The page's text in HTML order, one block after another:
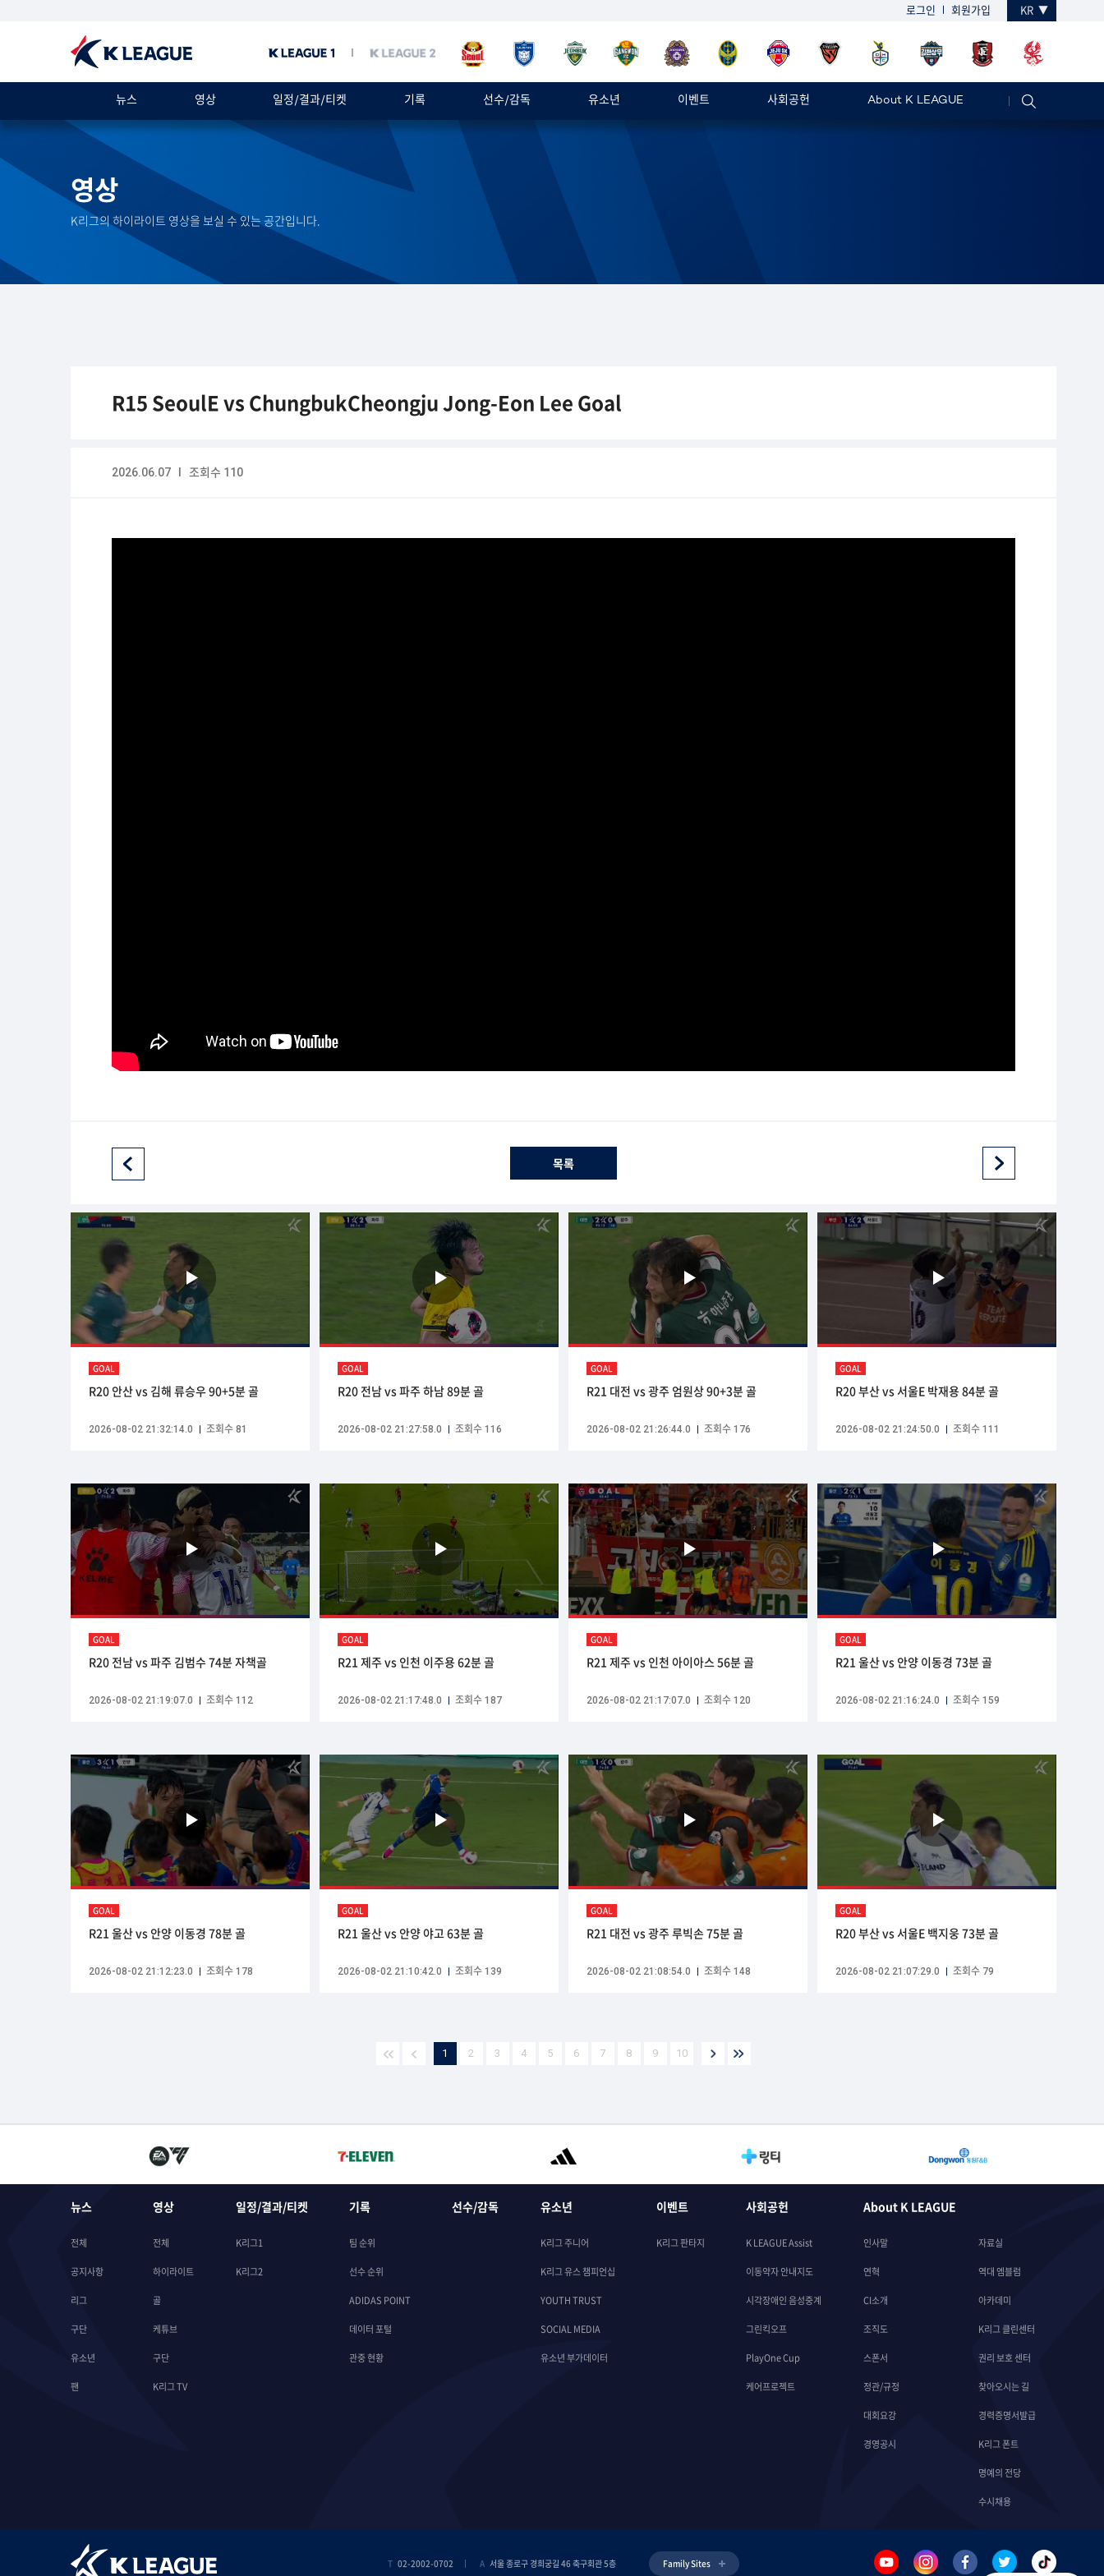
로그인 회원가입 KR
뉴스 영상 일정/결과/티켓 기록 선수/감독 유소년 이벤트 사회공헌 About K LEAGUE
영상
K리그의 하이라이트 영상을 보실 수 있는 공간입니다.
R15 SeoulE vs ChungbukCheongju Jong-Eon Lee Goal
2026.06.07 I 조회수 110
목록
GOAL
R20 안산 vs 김해 류승우 90+5분 골
2026-08-02 21:32:14.0 조회수 81
GOAL
R20 전남 vs 파주 하남 89분 골
2026-08-02 21:27:58.0 조회수 116
GOAL
R21 대전 vs 광주 엄원상 90+3분 골
2026-08-02 21:26:44.0 조회수 176
GOAL
R20 부산 vs 서울E 박재용 84분 골
2026-08-02 21:24:50.0 조회수 111
GOAL
R20 전남 vs 파주 김범수 74분 자책골
2026-08-02 21:19:07.0 조회수 112
GOAL
R21 제주 vs 인천 이주용 62분 골
2026-08-02 21:17:48.0 조회수 187
GOAL
R21 제주 vs 인천 아이아스 56분 골
2026-08-02 21:17:07.0 조회수 120
GOAL
R21 울산 vs 안양 이동경 73분 골
2026-08-02 21:16:24.0 조회수 159
GOAL
R21 울산 vs 안양 이동경 78분 골
2026-08-02 21:12:23.0 조회수 178
GOAL
R21 울산 vs 안양 야고 63분 골
2026-08-02 21:10:42.0 조회수 139
GOAL
R21 대전 vs 광주 루빅손 75분 골
2026-08-02 21:08:54.0 조회수 148
GOAL
R20 부산 vs 서울E 백지웅 73분 골
2026-08-02 21:07:29.0 조회수 79
1 2 3 4 5 6 7 8 9 10
뉴스
전체
공지사항
리그
구단
유소년
팬
영상
전체
하이라이트
골
케튜브
구단
K리그 TV
일정/결과/티켓
K리그1
K리그2
기록
팀 순위
선수 순위
ADIDAS POINT
데이터 포털
관중 현황
선수/감독 유소년
K리그 주니어
K리그 유스 챔피언십
YOUTH TRUST
SOCIAL MEDIA
유소년 부가데이터
이벤트
K리그 판타지
사회공헌
K LEAGUE Assist
이동약자 안내지도
시각장애인 음성중계
그린킥오프
PlayOne Cup
케어프로젝트
About K LEAGUE
인사말
연혁
CI소개
조직도
스폰서
정관/규정
대회요강
경영공시
자료실
역대 엠블럼
아카데미
K리그 클린센터
권리 보호 센터
찾아오시는 길
경력증명서발급
K리그 폰트
명예의 전당
수시채용
T 02-2002-0702 A 서울 종로구 경희궁길 46 축구회관 5층 Family Sites